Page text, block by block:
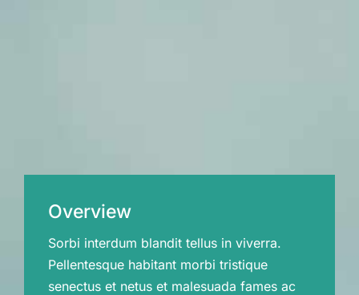
Overview
Sorbi interdum blandit tellus in viverra.
Pellentesque habitant morbi tristique
senectus et netus et malesuada fames ac